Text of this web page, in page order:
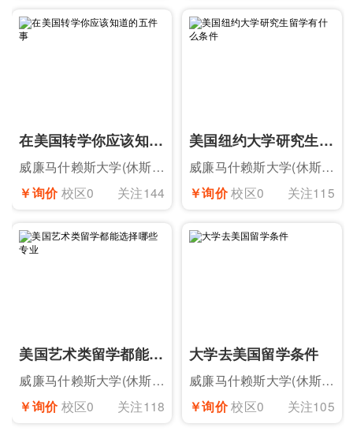
在美国转学你应该知道的五件事
威廉马什赖斯大学(休斯顿)
￥询价 校区0 关注144
美国纽约大学研究生留学有什么条件
威廉马什赖斯大学(休斯顿)
￥询价校区0 关注115
美国艺术类留学都能选择哪些专业
威廉马什赖斯大学(休斯顿)
￥询价 校区0 关注118
大学去美国留学条件
威廉马什赖斯大学(休斯顿)
￥询价校区0 关注105